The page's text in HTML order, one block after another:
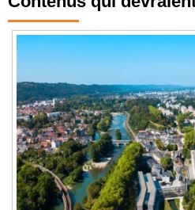
Contenus qui